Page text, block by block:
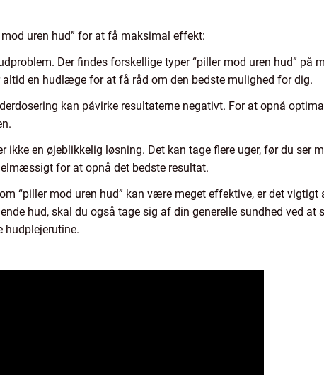
uren hud” for at få maksimal effekt:
Der findes forskellige typer “piller mod uren hud” på
en hudlæge for at få råd om den bedste mulighed for dig.
kan påvirke resultaterne negativt. For at opnå
ikke en øjeblikkelig løsning. Det kan tage flere uger, før du ser
for at opnå det bedste resultat.
“piller mod uren hud” kan være meget effektive, er det vigtigt
hud, skal du også tage sig af din generelle sundhed ved at
hudplejerutine.